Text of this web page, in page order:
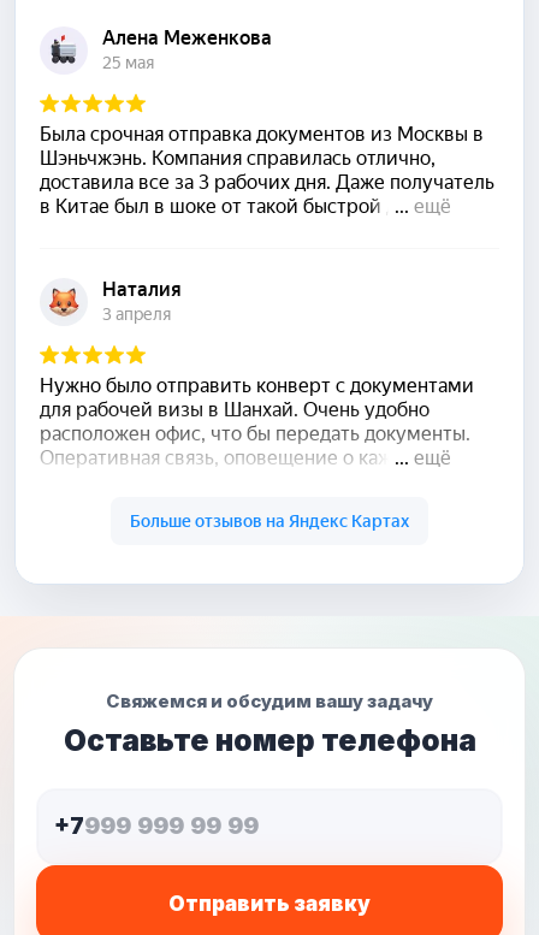
Свяжемся и обсудим вашу задачу
Оставьте номер телефона
+7
Отправить заявку